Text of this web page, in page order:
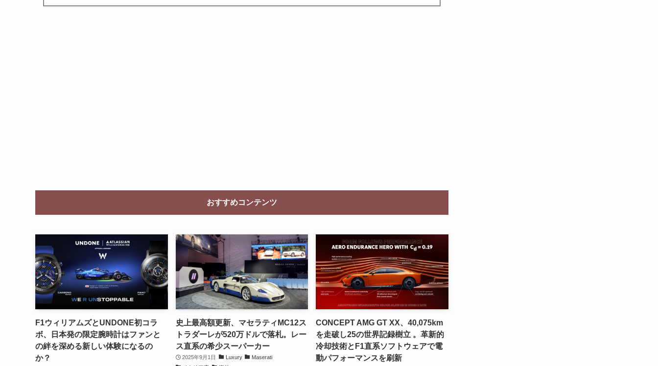
おすすめコンテンツ
F1ウィリアムズとUNDONE初コラ
ボ、日本発の限定腕時計はファンと
の絆を深める新しい体験になるの
か？
史上最高額更新、マセラティMC12ス
トラダーレが520万ドルで落札。レー
ス直系の希少スーパーカー
2025年9月1日 Luxury
Maserati
CONCEPT AMG GT XX、40,075km
を走破し25の世界記録樹立 。革新的
冷却技術とF1直系ソフトウェアで電
動パフォーマンスを刷新